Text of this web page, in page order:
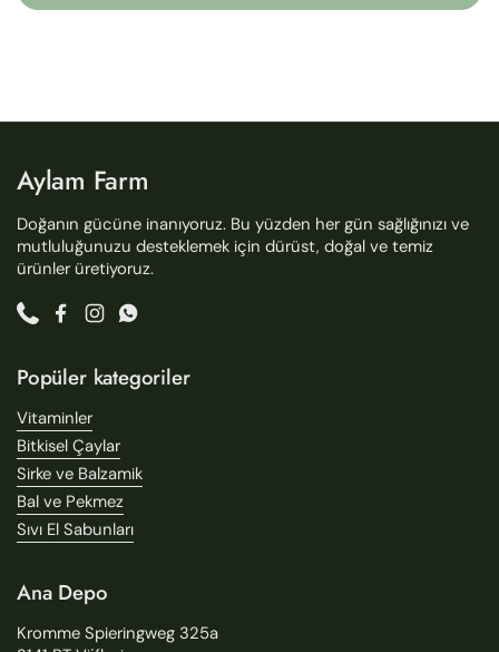
Aylam Farm
Doğanın gücüne inanıyoruz. Bu yüzden her gün sağlığınızı ve
mutluluğunuzu desteklemek için dürüst, doğal ve temiz
ürünler üretiyoruz.
PhoneFacebook
InstagramWhatsApp
Popüler kategoriler
Vitaminler
Bitkisel Çaylar
Sirke ve Balzamik
Bal ve Pekmez
Sıvı El Sabunları
Ana Depo
Kromme Spieringweg 325a